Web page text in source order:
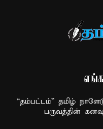
“தம்பட்டம்” தமிழ்
பருவத்தின்